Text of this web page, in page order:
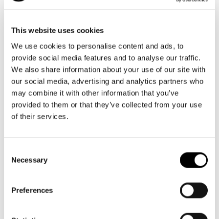
This website uses cookies
We use cookies to personalise content and ads, to
provide social media features and to analyse our traffic.
We also share information about your use of our site with
our social media, advertising and analytics partners who
may combine it with other information that you’ve
provided to them or that they’ve collected from your use
of their services.
Selection
Necessary
Preferences
MINI MAXI RAINCOAT
Características importantes
Capa de lluvia oversize y ultraligera: Perfecto para llevar